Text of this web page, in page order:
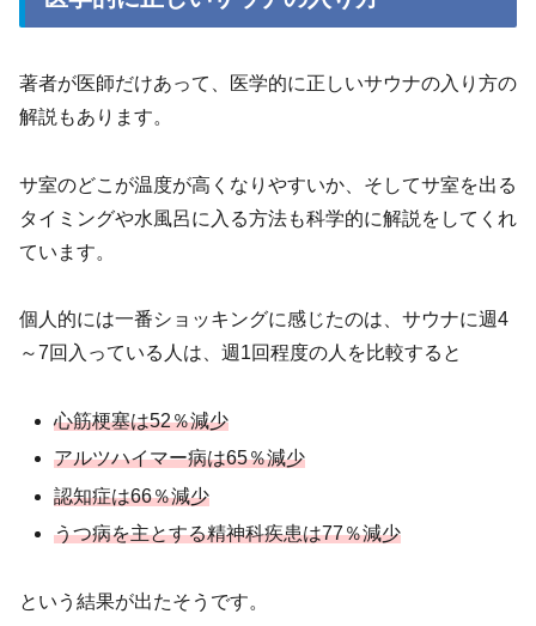
著者が医師だけあって、医学的に正しいサウナの入り方の
解説もあります。
サ室のどこが温度が高くなりやすいか、そしてサ室を出る
タイミングや水風呂に入る方法も科学的に解説をしてくれ
ています。
個人的には一番ショッキングに感じたのは、サウナに週4
～7回入っている人は、週1回程度の人を比較すると
心筋梗塞は52％減少
アルツハイマー病は65％減少
認知症は66％減少
うつ病を主とする精神科疾患は77％減少
という結果が出たそうです。